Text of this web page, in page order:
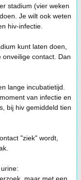
stadium (vier weken
Je wilt ook weten
hiv-infectie.
kunt laten doen,
contact. Dan
lange incubatietijd.
van infectie en
bij hiv gemiddeld tien
"ziek" wordt,